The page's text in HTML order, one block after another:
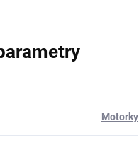
Motorky